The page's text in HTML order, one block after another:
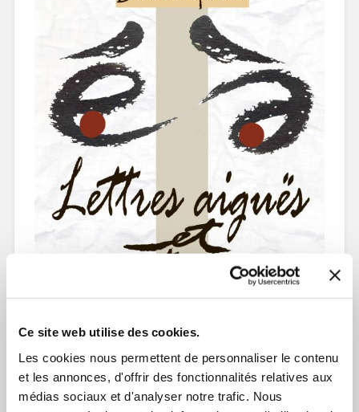
Ce site web utilise des cookies.
Les cookies nous permettent de personnaliser le contenu
et les annonces, d'offrir des fonctionnalités relatives aux
médias sociaux et d'analyser notre trafic. Nous